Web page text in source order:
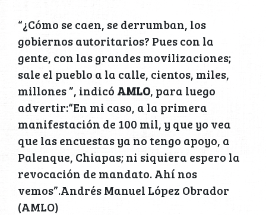
“¿Cómo se caen, se derrumban, los
gobiernos autoritarios? Pues con la
gente, con las grandes movilizaciones;
sale el pueblo a la calle, cientos, miles,
millones ”, indicó AMLO, para luego
advertir:“En mi caso, a la primera
manifestación de 100 mil, y que yo vea
que las encuestas ya no tengo apoyo, a
Palenque, Chiapas; ni siquiera espero la
revocación de mandato. Ahí nos
vemos”.Andrés Manuel López Obrador
(AMLO)